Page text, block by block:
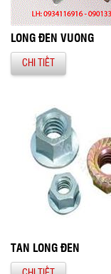
LONG ĐỀN VUÔNG
CHI TIẾT
TÁN LONG ĐỀN